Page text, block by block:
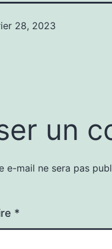
28, 2023
un
e-mail ne sera pas
*